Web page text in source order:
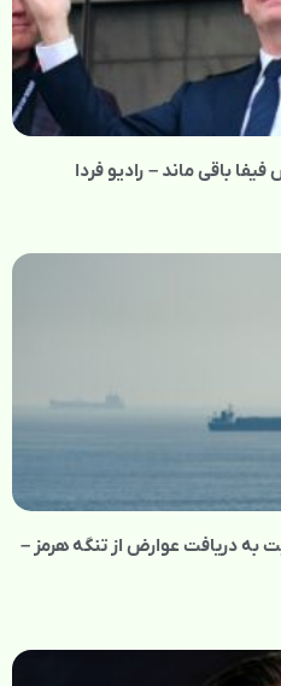
باقی ماند – رادیو فردا
دریافت عوارض از تنگه هرمز –